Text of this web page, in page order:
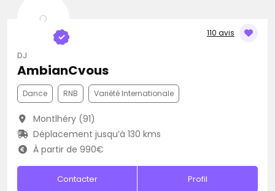
110 avis
DJ
AmbianCvous
Dance RNB Variété Internationale
Montlhéry (91)
Déplacement jusqu’à 130 kms
À partir de 990€
Contacter Profil